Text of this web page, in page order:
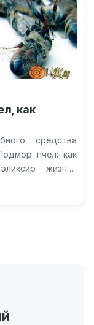
как
средства
пчел: как
жизни»